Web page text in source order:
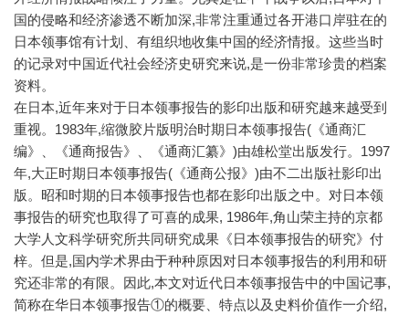
国的侵略和经济渗透不断加深,非常注重通过各开港口岸驻在的
日本领事馆有计划、有组织地收集中国的经济情报。这些当时
的记录对中国近代社会经济史研究来说,是一份非常珍贵的档案
资料。
在日本,近年来对于日本领事报告的影印出版和研究越来越受到
重视。1983年,缩微胶片版明治时期日本领事报告(《通商汇
编》、《通商报告》、《通商汇纂》)由雄松堂出版发行。1997
年,大正时期日本领事报告(《通商公报》)由不二出版社影印出
版。昭和时期的日本领事报告也都在影印出版之中。对日本领
事报告的研究也取得了可喜的成果, 1986年,角山荣主持的京都
大学人文科学研究所共同研究成果《日本领事报告的研究》付
梓。但是,国内学术界由于种种原因对日本领事报告的利用和研
究还非常的有限。因此,本文对近代日本领事报告中的中国记事,
简称在华日本领事报告①的概要、特点以及史料价值作一介绍,